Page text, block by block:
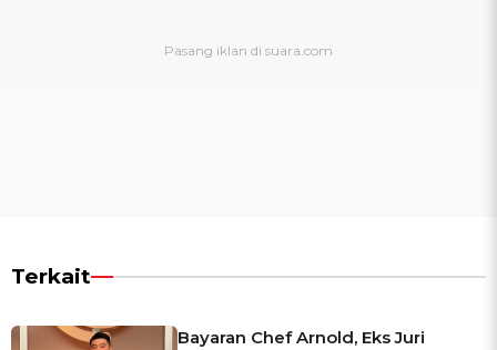
Terkait
Bayaran Chef Arnold, Eks Juri